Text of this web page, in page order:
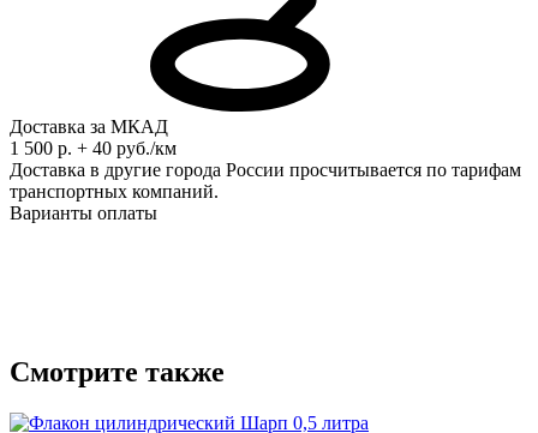
Доставка за МКАД
1 500 р. + 40 руб./км
Доставка в другие города России просчитывается по тарифам
транспортных компаний.
Варианты оплаты
Смотрите также